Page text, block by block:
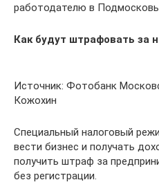
работодателю в
Как будут штрафовать за
Источник: Фотобанк
Кожохин
Специальный налоговый
вести бизнес и получать
получить штраф за
без регистрации.